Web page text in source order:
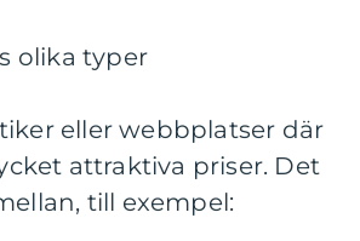
olika typer
eller webbplatser där
attraktiva priser. Det
till exempel: